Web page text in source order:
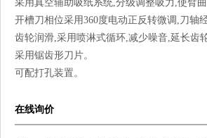
采用真空辅助吸纸系统,分级调整吸力,使臂
开槽刀相位采用360度电动正反转微调,刀
齿轮润滑,采用喷淋式循环,减少噪音,延长齿
采用锯齿形刀片。
可配打孔装置。
在线询价